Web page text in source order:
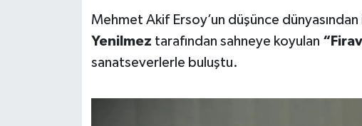
Mehmet Akif Ersoy’un düşünce
Yenilmez tarafından sahneye koyulan
sanatseverlerle buluştu.
KÜLTÜR-SANAT